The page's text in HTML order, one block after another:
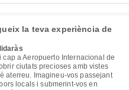
la teva experiència de
a Aeropuerto Internacional de
ciutats precioses amb vistes
aterreu. Imagineu-vos passejant
locals i submerint-vos en